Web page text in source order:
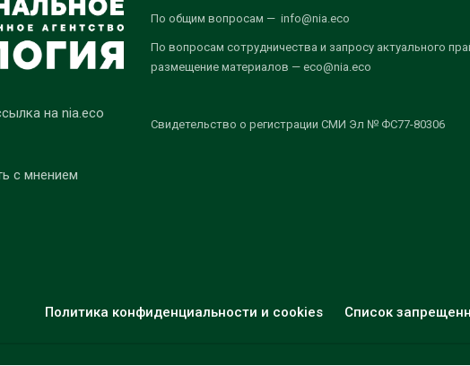
на nia.eco
с мнением
По общим вопросам — info@nia.eco
По вопросам сотрудничества и запросу актуального
размещение материалов — eco@nia.eco
Свидетельство о регистрации СМИ Эл № ФС77-80306
Политика конфиденциальности и cookies Список